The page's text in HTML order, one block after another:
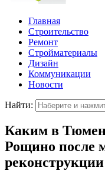
Главная
Строительство
Ремонт
Стройматериалы
Дизайн
Коммуникации
Новости
Найти:
Каким в
Рощино после
реконструкции